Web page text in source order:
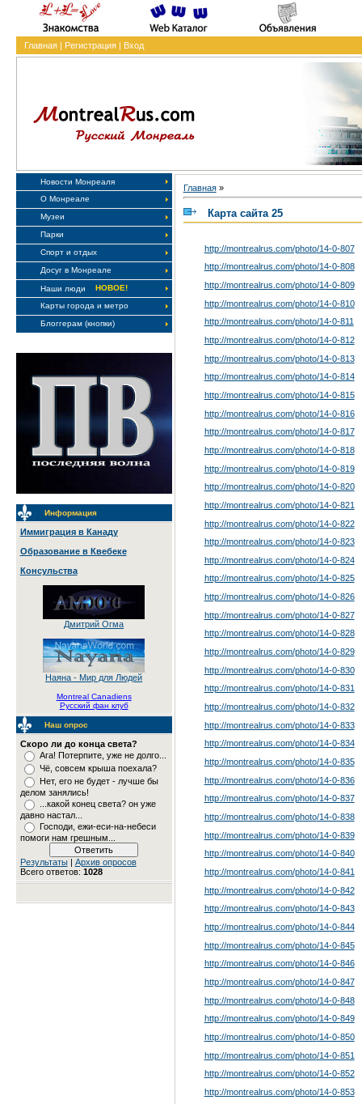
Главная| Регистрация| Вход
Новости Монреаля
О Монреале
Музеи
Парки
Спорт и отдых
Досуг в Монреале
Наши люди
НОВОЕ!
Карты города и метро
Блоггерам (кнопки)
Информация
Иммиграция в Канаду
Образование в Квебеке
Консульства
Дмитрий Огма
Наяна - Мир для Людей
Montreal Canadiens
Русский фан клуб
Наш опрос
Скоро ли до конца света?
Ага! Потерпите, уже не долго...
Чё, совсем крыша поехала?
Нет, его не будет - лучше бы
делом занялись!
...какой конец света? он уже
давно настал...
Господи, ежи-еси-на-небеси
помоги нам грешным...
Результаты| Архив опросов
Всего ответов: 1028
Главная»
Карта сайта 25
http://montrealrus.com/photo/14-0-807
http://montrealrus.com/photo/14-0-808
http://montrealrus.com/photo/14-0-809
http://montrealrus.com/photo/14-0-810
http://montrealrus.com/photo/14-0-811
http://montrealrus.com/photo/14-0-812
http://montrealrus.com/photo/14-0-813
http://montrealrus.com/photo/14-0-814
http://montrealrus.com/photo/14-0-815
http://montrealrus.com/photo/14-0-816
http://montrealrus.com/photo/14-0-817
http://montrealrus.com/photo/14-0-818
http://montrealrus.com/photo/14-0-819
http://montrealrus.com/photo/14-0-820
http://montrealrus.com/photo/14-0-821
http://montrealrus.com/photo/14-0-822
http://montrealrus.com/photo/14-0-823
http://montrealrus.com/photo/14-0-824
http://montrealrus.com/photo/14-0-825
http://montrealrus.com/photo/14-0-826
http://montrealrus.com/photo/14-0-827
http://montrealrus.com/photo/14-0-828
http://montrealrus.com/photo/14-0-829
http://montrealrus.com/photo/14-0-830
http://montrealrus.com/photo/14-0-831
http://montrealrus.com/photo/14-0-832
http://montrealrus.com/photo/14-0-833
http://montrealrus.com/photo/14-0-834
http://montrealrus.com/photo/14-0-835
http://montrealrus.com/photo/14-0-836
http://montrealrus.com/photo/14-0-837
http://montrealrus.com/photo/14-0-838
http://montrealrus.com/photo/14-0-839
http://montrealrus.com/photo/14-0-840
http://montrealrus.com/photo/14-0-841
http://montrealrus.com/photo/14-0-842
http://montrealrus.com/photo/14-0-843
http://montrealrus.com/photo/14-0-844
http://montrealrus.com/photo/14-0-845
http://montrealrus.com/photo/14-0-846
http://montrealrus.com/photo/14-0-847
http://montrealrus.com/photo/14-0-848
http://montrealrus.com/photo/14-0-849
http://montrealrus.com/photo/14-0-850
http://montrealrus.com/photo/14-0-851
http://montrealrus.com/photo/14-0-852
http://montrealrus.com/photo/14-0-853